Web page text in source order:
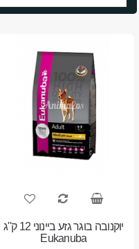
יוקנובה בוגר גזע ביינוני 12 ק''ג
Eukanuba